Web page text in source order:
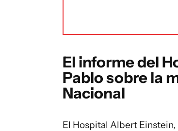
El informe del
Pablo sobre la
Nacional
El Hospital Albert Einstein,